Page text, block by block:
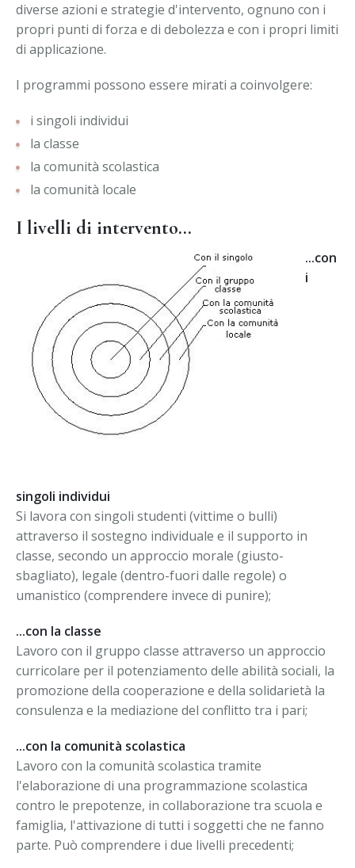
diverse azioni e strategie d'intervento, ognuno con i
propri punti di forza e di debolezza e con i propri limiti
di applicazione.
I programmi possono essere mirati a coinvolgere:
i singoli individui
la classe
la comunità scolastica
la comunità locale
I livelli di intervento...
...con
i
singoli individui
Si lavora con singoli studenti (vittime o bulli)
attraverso il sostegno individuale e il supporto in
classe, secondo un approccio morale (giusto-
sbagliato), legale (dentro-fuori dalle regole) o
umanistico (comprendere invece di punire);
...con la classe
Lavoro con il gruppo classe attraverso un approccio
curricolare per il potenziamento delle abilità sociali, la
promozione della cooperazione e della solidarietà la
consulenza e la mediazione del conflitto tra i pari;
...con la comunità scolastica
Lavoro con la comunità scolastica tramite
l'elaborazione di una programmazione scolastica
contro le prepotenze, in collaborazione tra scuola e
famiglia, l'attivazione di tutti i soggetti che ne fanno
parte. Può comprendere i due livelli precedenti;